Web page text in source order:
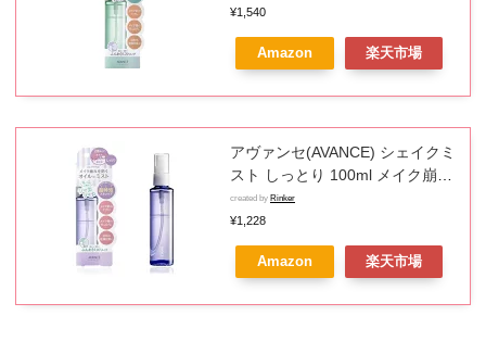
¥1,540
Amazon 楽天市場
アヴァンセ(AVANCE) シェイクミ
スト しっとり 100ml メイク崩れ
防止 メイク仕上げ スキンケア化
粧水
created by Rinker
¥1,228
Amazon 楽天市場